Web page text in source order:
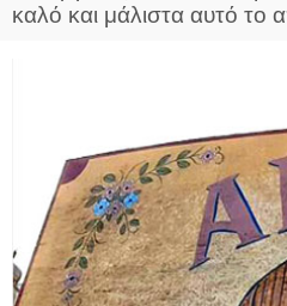
καλό και μάλιστα αυτό το